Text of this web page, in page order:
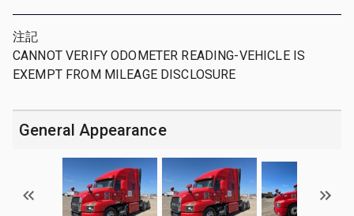
注記
CANNOT VERIFY ODOMETER READING-VEHICLE IS
EXEMPT FROM MILEAGE DISCLOSURE
General Appearance